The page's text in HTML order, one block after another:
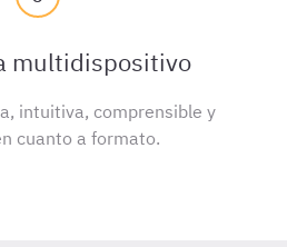
multidispositivo
intuitiva, comprensible y
cuanto a formato.